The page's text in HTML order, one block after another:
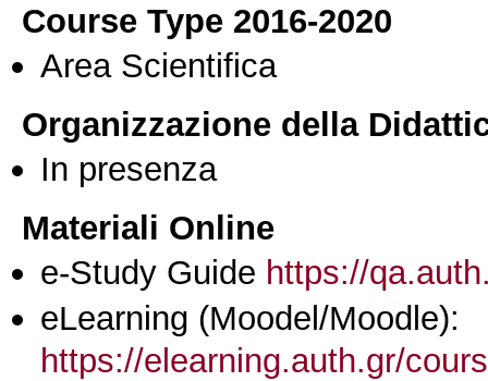
Course Type 2016-2020
Area Scientifica
Organizzazione della
In presenza
Materiali Online
e-Study Guide https://
eLearning (Moodel/Moodle):
https://elearning.auth.gr/